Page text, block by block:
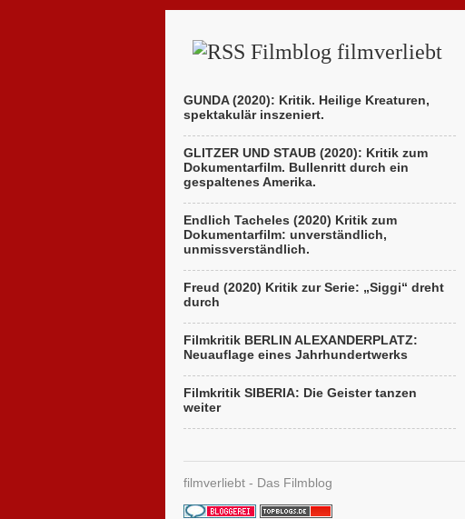
Filmblog filmverliebt
GUNDA (2020): Kritik. Heilige Kreaturen,
spektakulär inszeniert.
GLITZER UND STAUB (2020): Kritik zum
Dokumentarfilm. Bullenritt durch ein
gespaltenes Amerika.
Endlich Tacheles (2020) Kritik zum
Dokumentarfilm: unverständlich,
unmissverständlich.
Freud (2020) Kritik zur Serie: „Siggi“ dreht
durch
Filmkritik BERLIN ALEXANDERPLATZ:
Neuauflage eines Jahrhundertwerks
Filmkritik SIBERIA: Die Geister tanzen
weiter
filmverliebt - Das Filmblog